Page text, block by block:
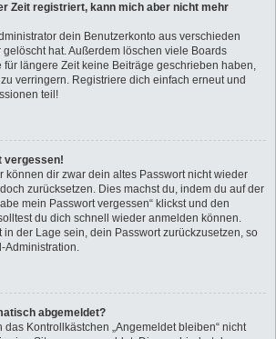
Zeit registriert, kann mich aber nicht mehr
dein Benutzerkonto aus verschieden
hat. Außerdem löschen viele Boards
für längere Zeit keine Beiträge geschrieben haben,
verringern. Registriere dich einfach erneut und
teil!
vergessen!
können dir zwar dein altes Passwort nicht wieder
zurücksetzen. Dies machst du, indem du auf der
mein Passwort vergessen“ klickst und den
du dich schnell wieder anmelden können.
in der Lage sein, dein Passwort zurückzusetzen, so
Administration.
abgemeldet?
Kontrollkästchen „Angemeldet bleiben“ nicht